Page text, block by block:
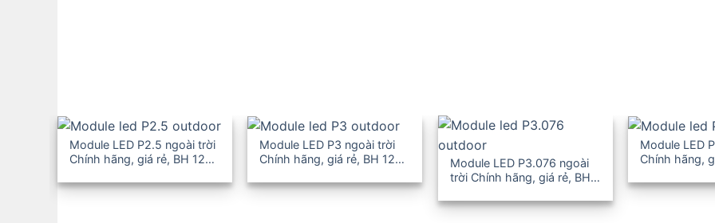
Module LED P2.5 ngoài trời
Chính hãng, giá rẻ, BH 12-
Module LED P3 ngoài trời
Chính hãng, giá rẻ, BH 12-
Module LED P3.076 ngoài
trời Chính hãng, giá rẻ, BH
Module LED
Chính hãng,